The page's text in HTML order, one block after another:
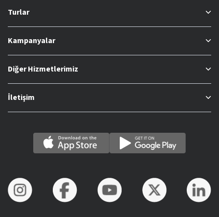
Turlar
Kampanyalar
Diğer Hizmetlerimiz
İletişim